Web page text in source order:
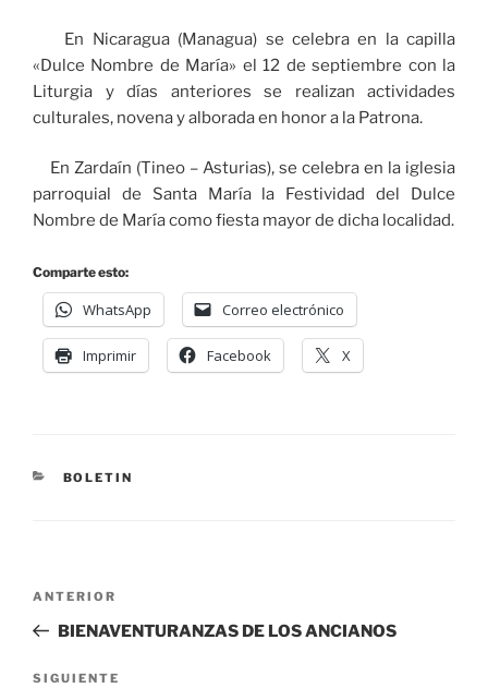
En Nicaragua (Managua) se celebra en la capilla
«Dulce Nombre de María» el 12 de septiembre con la
Liturgia y días anteriores se realizan actividades
culturales, novena y alborada en honor a la Patrona.
En Zardaín (Tineo – Asturias), se celebra en la iglesia
parroquial de Santa María la Festividad del Dulce
Nombre de María como fiesta mayor de dicha localidad.
Comparte esto:
WhatsApp Correo electrónico
Imprimir Facebook X
BOLETIN
ANTERIOR
BIENAVENTURANZAS DE LOS ANCIANOS
SIGUIENTE